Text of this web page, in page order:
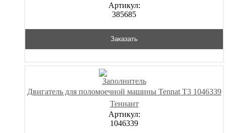
Артикул:
385685
Заказать
Двигатель для поломоечной машины Tennat T3 1046339
Теннант
Артикул:
1046339